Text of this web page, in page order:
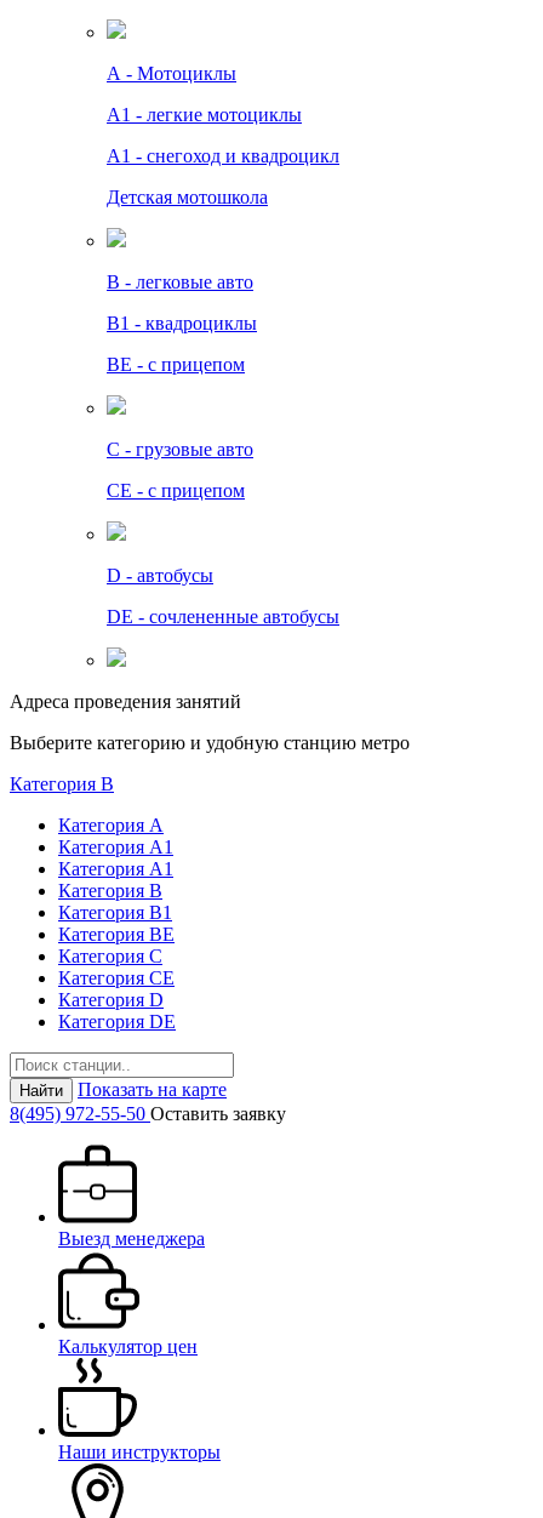
А - Мотоциклы
A1 - легкие мотоциклы
A1 - снегоход и квадроцикл
Детская мотошкола
B - легковые авто
В1 - квадроциклы
BE - с прицепом
C - грузовые авто
СЕ - с прицепом
D - автобусы
DE - сочлененные автобусы
Адреса проведения занятий
Выберите категорию и удобную станцию метро
Категория B
Категория А
Категория А1
Категория А1
Категория В
Категория В1
Категория BE
Категория С
Категория СЕ
Категория D
Категория DE
Найти
Показать на карте
8(495) 972-55-50 Оставить заявку
Выезд менеджера
Калькулятор цен
Наши инструкторы